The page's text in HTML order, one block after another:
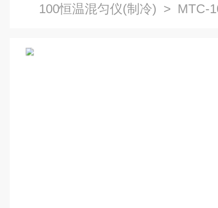
100恒温混匀仪(制冷) > MTC-